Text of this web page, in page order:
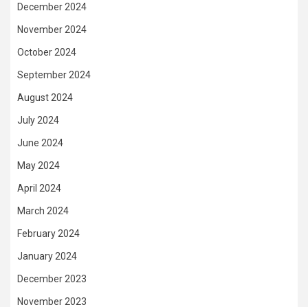
December 2024
November 2024
October 2024
September 2024
August 2024
July 2024
June 2024
May 2024
April 2024
March 2024
February 2024
January 2024
December 2023
November 2023